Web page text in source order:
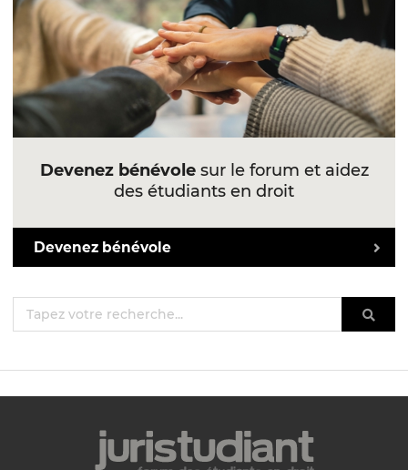
Devenez bénévolesur le forum et aidez
des étudiants en droit
Devenez bénévole